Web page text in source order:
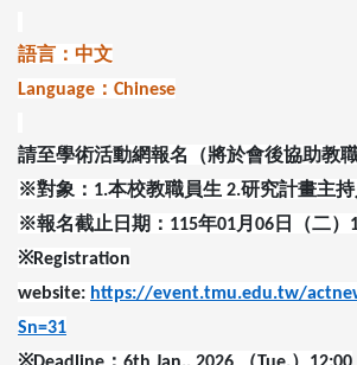
語言：中文
Language ： Chinese
請至學術活動網報名（將於會後協助教
※對象： 1.本校教職員生 2.研究計畫主
※報名截止日期： 115年01月 06 日（二）
※Registration
website: https://event.tmu.edu.tw/
Sn=31
※ ： （ ）